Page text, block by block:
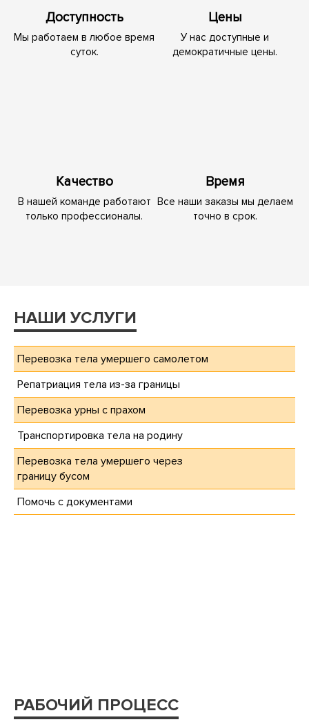
Доступность
Мы работаем в любое время
суток.
Цены
У нас доступные и
демократичные цены.
Качество
В нашей команде работают
только профессионалы.
Время
Все наши заказы мы делаем
точно в срок.
НАШИ УСЛУГИ
Перевозка тела умершего самолетом
Репатриация тела из-за границы
Перевозка урны с прахом
Транспортировка тела на родину
Перевозка тела умершего через
границу бусом
Помочь с документами
РАБОЧИЙ ПРОЦЕСС